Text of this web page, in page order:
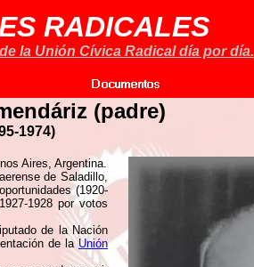
RADICALES
la Unión Cívica Radical día por día.
(padre)
1974)
Aires, Argentina.
de Saladillo,
(1920-
1928 por votos
de la Nación
de la Unión